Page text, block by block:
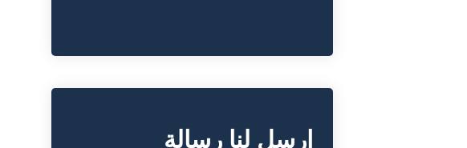
ارسل لنا رسالة